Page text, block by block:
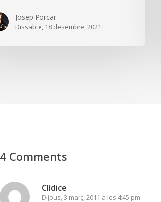
Josep Porcar
Dissabte, 18 desembre, 2021
4 Comments
Clídice
Dijous, 3 març, 2011 a les 4:45 pm